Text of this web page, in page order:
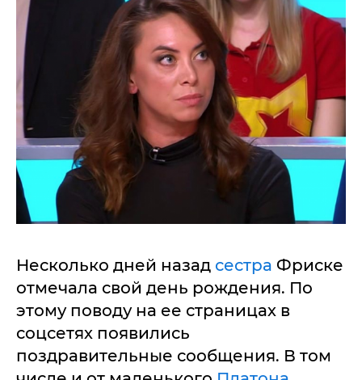
Несколько дней назад сестра Фриске
отмечала свой день рождения. По
этому поводу на ее страницах в
соцсетях появились
поздравительные сообщения. В том